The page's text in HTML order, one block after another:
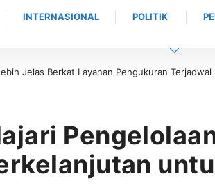
INTERNASIONAL POLITIK
Saweu Sikula XI, Wakil Bupati Aceh Barat